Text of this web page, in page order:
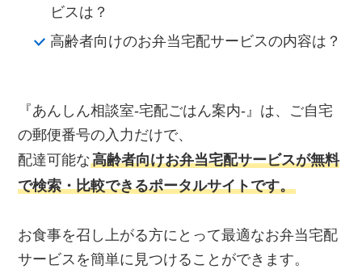
ビスは？
高齢者向けのお弁当宅配サービスの内容は？
『あんしん相談室‐宅配ごはん案内‐』は、ご自宅
の郵便番号の入力だけで、
配達可能な高齢者向けお弁当宅配サービスが無料
で検索・比較できるポータルサイトです。
お食事を召し上がる方にとって最適なお弁当宅配
サービスを簡単に見つけることができます。